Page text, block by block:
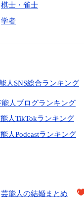
棋士・雀士
学者
人SNS総合ランキング
能人ブログランキング
人TikTokランキング
人Podcastランキング
芸能人の結婚まとめ